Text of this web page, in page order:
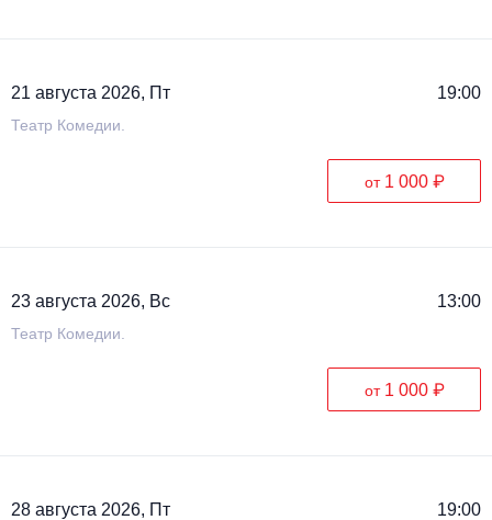
21 августа 2026, Пт 19:00
Театр Комедии.
от 1 000 ₽
23 августа 2026, Вс 13:00
Театр Комедии.
от 1 000 ₽
28 августа 2026, Пт 19:00